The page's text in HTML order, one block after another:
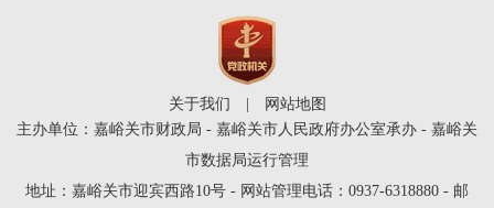
关于我们
网站地图
主办单位：嘉峪关市财政局 - 嘉峪关市人民政府办公室承办 - 嘉峪关
市数据局运行管理
地址：嘉峪关市迎宾西路10号 - 网站管理电话：0937-6318880 - 邮